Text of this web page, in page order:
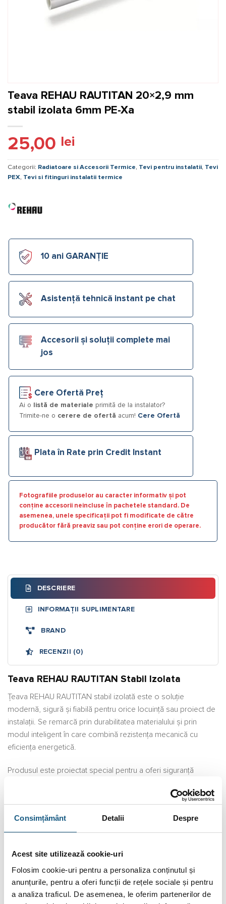
Consimțământ Detalii Despre
Acest site utilizează cookie-uri
Folosim cookie-uri pentru a personaliza conținutul și
anunțurile, pentru a oferi funcții de rețele sociale și pentru
a analiza traficul. De asemenea, le oferim partenerilor de
Teava REHAU RAUTITAN 20×2,9 mm
stabil izolata 6mm PE-Xa
25,00 lei
Categorii: Radiatoare si Accesorii Termice, Tevi pentru instalatii, Tevi
PEX, Tevi si fitinguri instalatii termice
10 ani GARANȚIE
Asistență tehnică instant pe chat
Accesorii și soluții complete mai
jos
Cere Ofertă Preț
Ai o listă de materiale primită de la instalator?
Trimite-ne o cerere de ofertă acum! Cere Ofertă
Plata în Rate prin Credit Instant
Fotografiile produselor au caracter informativ și pot
conține accesorii neincluse în pachetele standard. De
asemenea, unele specificații pot fi modificate de către
producător fără preaviz sau pot conține erori de operare.
DESCRIERE
INFORMAȚII SUPLIMENTARE
BRAND
RECENZII (0)
Teava REHAU RAUTITAN Stabil Izolata
Țeava REHAU RAUTITAN stabil izolată este o soluție
modernă, sigură și fiabilă pentru orice locuință sau proiect de
instalații. Se remarcă prin durabilitatea materialului și prin
modul inteligent în care combină rezistența mecanică cu
eficiența energetică.
Produsul este proiectat special pentru a oferi siguranță
potabilă, cât și pentru cele de încălzire. Stratul de izolație
la un consum energetic optimizat, ceea ce aduce economie
și confort pe termen lung.
Un mare avantaj al sistemului RAUTITAN este că oferă o
etanșeitate perfectă, eliminând riscul scurgerilor. Fiecare
conexiune devine permanentă și sigură, datorită tehnologiei
inovatoare cu manson alunecător. În plus, materialele robuste